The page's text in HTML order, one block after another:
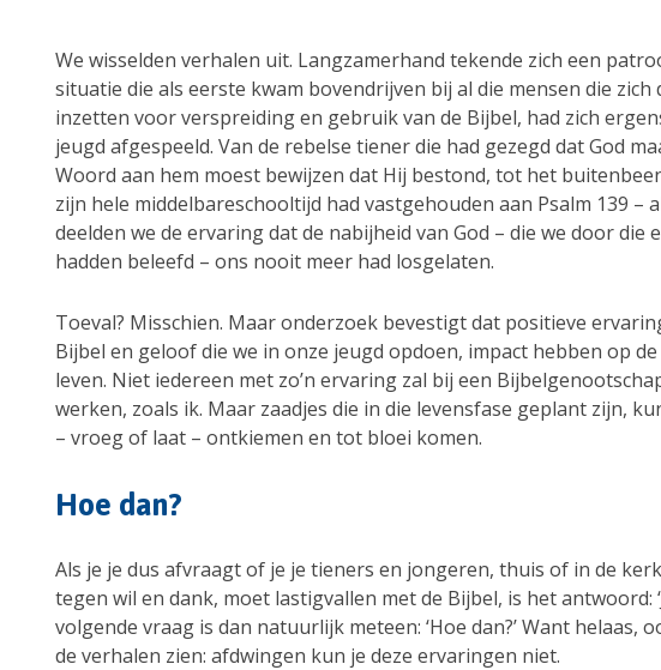
We wisselden verhalen uit. Langzamerhand tekende zich een
situatie die als eerste kwam bovendrijven bij al die mensen die zich
inzetten voor verspreiding en gebruik van de Bijbel, had zich
jeugd afgespeeld. Van de rebelse tiener die had gezegd dat God
Woord aan hem moest bewijzen dat Hij bestond, tot het
zijn hele middelbareschooltijd had vastgehouden aan Psalm 139 –
deelden we de ervaring dat de nabijheid van God – die we door die
hadden beleefd – ons nooit meer had losgelaten.
Toeval? Misschien. Maar onderzoek bevestigt dat positieve
Bijbel en geloof die we in onze jeugd opdoen, impact hebben op
leven. Niet iedereen met zo’n ervaring zal bij een
werken, zoals ik. Maar zaadjes die in die levensfase geplant zijn,
– vroeg of laat – ontkiemen en tot bloei komen.
Hoe dan?
Als je je dus afvraagt of je je tieners en jongeren, thuis of in de
tegen wil en dank, moet lastigvallen met de Bijbel, is het antwoord:
volgende vraag is dan natuurlijk meteen: ‘Hoe dan?’ Want helaas,
de verhalen zien: afdwingen kun je deze ervaringen niet.